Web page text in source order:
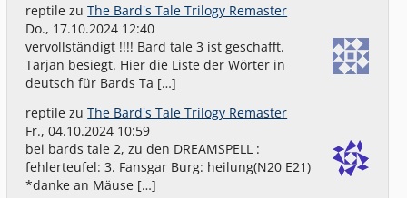
reptile zuThe Bard's Tale Trilogy Remaster
Do., 17.10.2024 12:40
vervollständigt !!!! Bard tale 3 ist geschafft.
Tarjan besiegt. Hier die Liste der Wörter in
deutsch für Bards Ta […]
reptile zuThe Bard's Tale Trilogy Remaster
Fr., 04.10.2024 10:59
bei bards tale 2, zu den DREAMSPELL :
fehlerteufel: 3. Fansgar Burg: heilung(N20 E21)
*danke an Mäuse […]